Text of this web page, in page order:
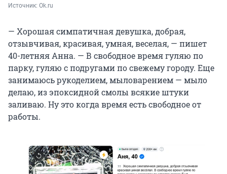
Источник: Ok.ru
— Хорошая симпатичная девушка, добрая,
отзывчивая, красивая, умная, веселая, — пишет
40-летняя Анна. — В свободное время гуляю по
парку, гуляю с подругами по свежему городу. Еще
занимаюсь рукоделием, мыловарением — мыло
делаю, из эпоксидной смолы всякие штуки
заливаю. Ну это когда время есть свободное от
работы.